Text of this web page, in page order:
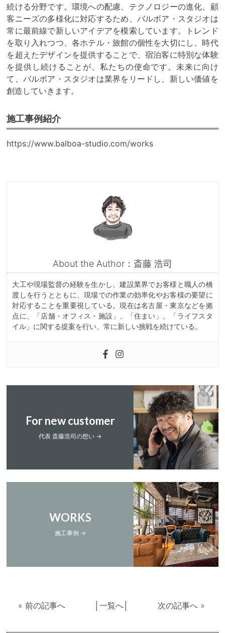
続ける分野です。環境への配慮、テクノロジーの進化、顧
客ニーズの多様化に対応するため、バルボア・スタジオは
常に最前線で新しいアイデアを模索しています。トレンド
を取り入れつつ、各ホテル・旅館の個性を大切にし、時代
を超えたデザインを提供することで、宿泊客に特別な体験
を提供し続けることが、私たちの使命です。未来に向け
て、バルボア・スタジオは業界をリードし、新しい価値を
創造していきます。
施工事例紹介
https://www.balboa-studio.com/works
About the Author：斎藤 浩司
大工や現場監督の経験を生かし、建設業界でお客様と職人の橋
渡しを行うとともに、現場での作業の効率化やお客様の要望に
対応することを重要視している。現在は名古屋・東京などを拠
点に、「店舗・オフィス・施設」、「住まい」、「ライフスタ
イル」に関する提案を行い、常に新しい挑戦を続けている。
For new customer
代表 斎藤浩司の想い →
WORKS
施工事例 →
« 前の記事へ 一覧へ│ 次の記事へ»